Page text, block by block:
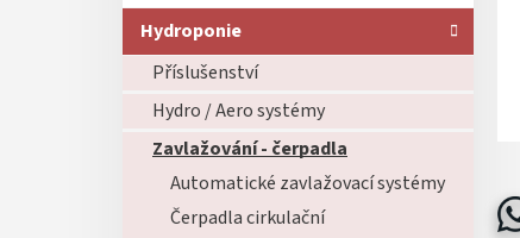
Hydroponie
Příslušenství
Hydro / Aero systémy
Zavlažování - čerpadla
Automatické zavlažovací systémy
Čerpadla cirkulační